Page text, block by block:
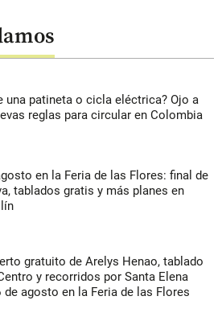
una patineta o cicla eléctrica? Ojo a
reglas para circular en Colombia
en la Feria de las Flores: final de
tablados gratis y más planes en
gratuito de Arelys Henao, tablado
y recorridos por Santa Elena
de agosto en la Feria de las Flores